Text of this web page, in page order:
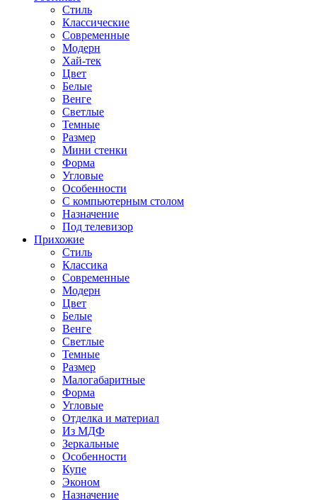
Стиль
Классические
Современные
Модерн
Хай-тек
Цвет
Белые
Венге
Светлые
Темные
Размер
Мини стенки
Форма
Угловые
Особенности
С компьютерным столом
Назначение
Под телевизор
Прихожие
Стиль
Классика
Современные
Модерн
Цвет
Белые
Венге
Светлые
Темные
Размер
Малогабаритные
Форма
Угловые
Отделка и материал
Из МДФ
Зеркальные
Особенности
Купе
Эконом
Назначение